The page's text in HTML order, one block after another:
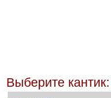
Выберите кантик: